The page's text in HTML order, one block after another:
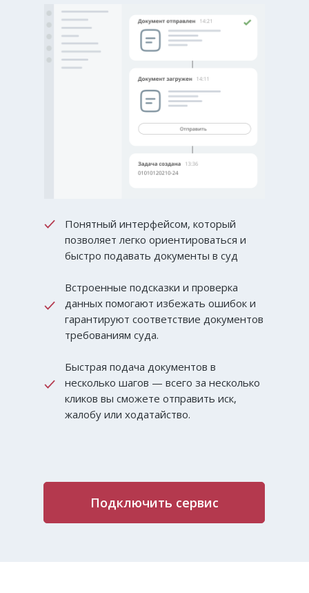
Понятный интерфейсом, который
позволяет легко ориентироваться и
быстро подавать документы в суд
Встроенные подсказки и проверка
данных помогают избежать ошибок и
гарантируют соответствие документов
требованиям суда.
Быстрая подача документов в
несколько шагов — всего за несколько
кликов вы сможете отправить иск,
жалобу или ходатайство.
Подключить сервис